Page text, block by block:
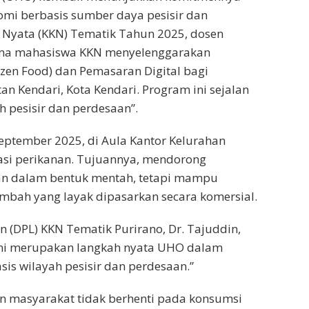
berbasis sumber daya pesisir dan
(KKN) Tematik Tahun 2025, dosen
mahasiswa KKN menyelenggarakan
Food) dan Pemasaran Digital bagi
Kendari, Kota Kendari. Program ini sejalan
pesisir dan perdesaan”.
2025, di Aula Kantor Kelurahan
perikanan. Tujuannya, mendorong
dalam bentuk mentah, tetapi mampu
yang layak dipasarkan secara komersial.
KKN Tematik Purirano, Dr. Tajuddin,
merupakan langkah nyata UHO dalam
wilayah pesisir dan perdesaan.”
masyarakat tidak berhenti pada konsumsi